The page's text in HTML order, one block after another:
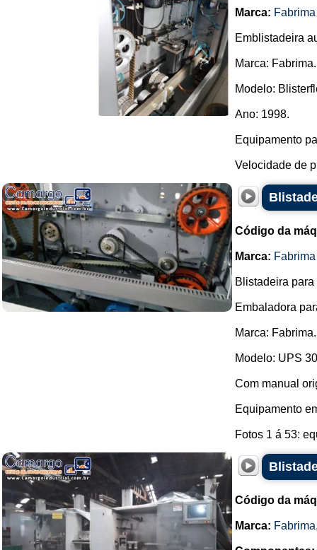
Marca: Fabrima
Emblistadeira
Marca: Fabrima.
Modelo:
Ano: 1998.
Equipamento
Velocidade de
Código da
Marca: Fabrima
Blistadeira
Embaladora
Marca: Fabrima.
Modelo: UPS
Com manual
Equipamento
Fotos 1 á 53:
Código da
Marca: Fabrima